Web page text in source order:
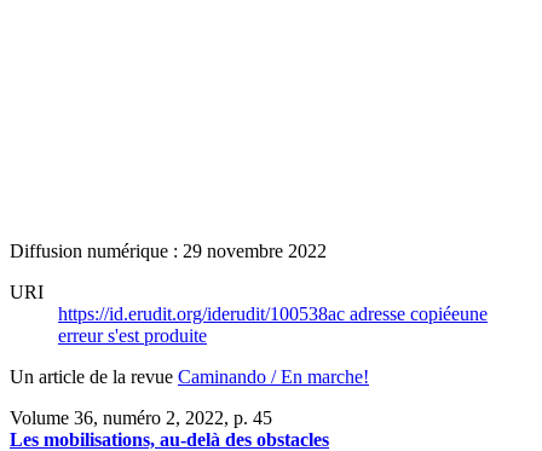
Diffusion numérique : 29 novembre 2022
URI
https://id.erudit.org/iderudit/100538ac adresse copiéeune
erreur s'est produite
Un article de la revue Caminando / En marche!
Volume 36, numéro 2, 2022, p. 45
Les mobilisations, au-delà des obstacles